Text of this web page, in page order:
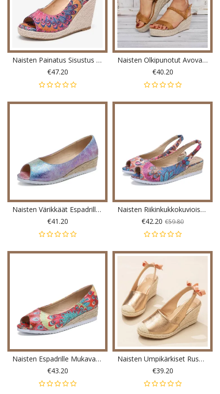
Naisten Painatus Sisustus Mukavat Puettavat Kurkistuskärkiset Rento Sandaalit
€47.20
Naisten Olkipunotut Avovarvassolkikiilat
€40.20
Naisten Värikkäät Espadrille Mukavat Wedge Peep Toe Alustat
€41.20
Naisten Riikinkukkokuvioiset Espadrille Mukavat Wedge Peep Toe Alustat
€42.20 €59.80
Naisten Espadrille Mukava Wedge Peep Toe Luistaa Päälle Platforms
€43.20
Naisten Umpikärkiset Rusettikoriste Elastinen Luistaa Päälle Espadrille Wedges Sandaalit
€39.20